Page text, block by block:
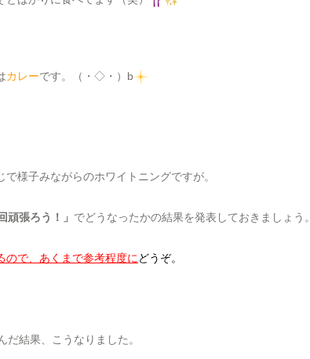
カレーです。（・◇・）b
で様子みながらのホワイトニングですが。
頑張ろう！」 でどうなったかの結果を発表しておきましょう。
ので、あくまで参考程度に どうぞ。
だ結果、こうなりました。